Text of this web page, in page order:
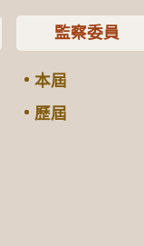
監察委員
本屆
歷屆